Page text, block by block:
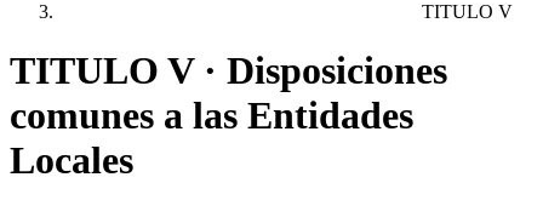
TITULO V
TITULO V · Disposiciones
comunes a las Entidades
Locales